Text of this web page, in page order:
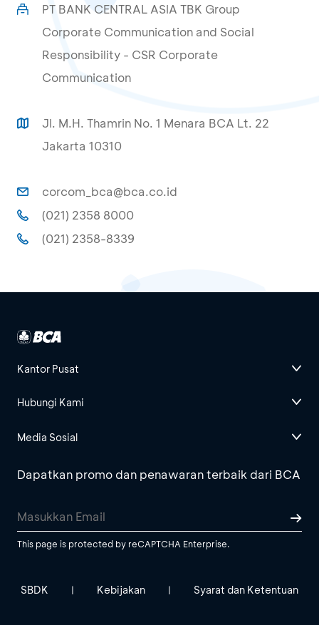
PT BANK CENTRAL ASIA TBK Group
Corporate Communication and Social
Responsibility - CSR Corporate
Communication
Jl. M.H. Thamrin No. 1 Menara BCA Lt. 22
Jakarta 10310
corcom_bca@bca.co.id
(021) 2358 8000
(021) 2358-8339
Kantor Pusat
Hubungi Kami
Media Sosial
Dapatkan promo dan penawaran terbaik dari BCA
This page is protected by reCAPTCHA Enterprise.
SBDK | Kebijakan | Syarat dan Ketentuan